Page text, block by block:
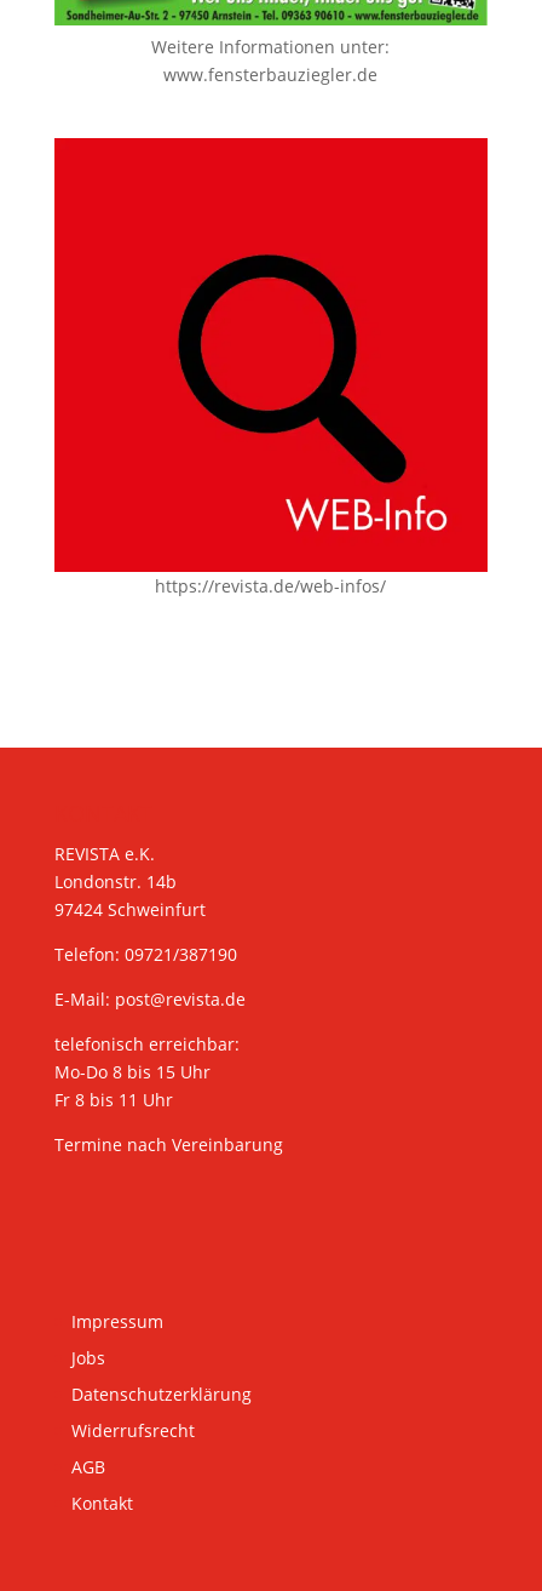
Weitere Informationen unter:
www.fensterbauziegler.de
https://revista.de/web-infos/
REVISTA e.K.
Londonstr. 14b
97424 Schweinfurt
Telefon: 09721/387190
E-Mail: post@revista.de
telefonisch erreichbar:
Mo-Do 8 bis 15 Uhr
Fr 8 bis 11 Uhr
Termine nach Vereinbarung
Impressum
Jobs
Datenschutzerklärung
Widerrufsrecht
AGB
Kontakt